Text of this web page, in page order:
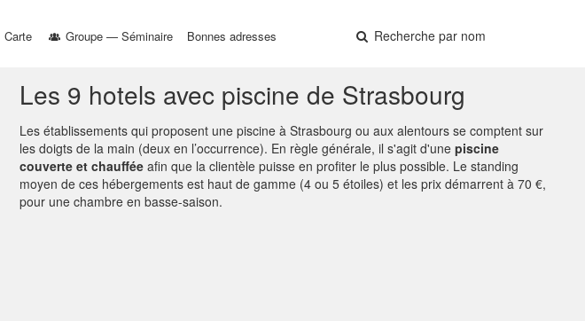
Carte Groupe — Séminaire Bonnes adresses Recherche par nom
Les 9 hotels avec piscine de Strasbourg
Les établissements qui proposent une piscine à Strasbourg ou aux alentours se comptent sur
les doigts de la main (deux en l’occurrence). En règle générale, il s'agit d'une piscine
couverte et chaufféeafin que la clientèle puisse en profiter le plus possible. Le standing
moyen de ces hébergements est haut de gamme (4 ou 5 étoiles) et les prix démarrent à 70 €,
pour une chambre en basse-saison.